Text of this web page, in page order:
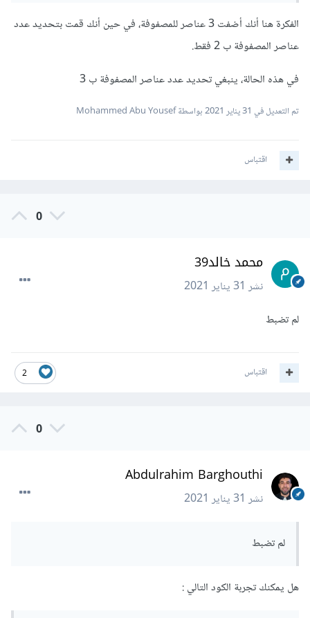
            Console.ReadLine();
الفكرة هنا أنك أضفت 3 عناصر للمصفوفة، في حين أنك قمت بتحديد عدد
عناصر المصفوفة ب 2 فقط.
في هذه الحالة، ينبغي تحديد عدد عناصر المصفوفة ب 3
تم التعديل في 31 يناير 2021 بواسطة Mohammed Abu Yousef
اقتباس
0
محمد خالد39
نشر31 يناير 2021
لم تضبط
2 اقتباس
0
Abdulrahim Barghouthi
نشر31 يناير 2021
لم تضبط
هل يمكنك تجربة الكود التالي :